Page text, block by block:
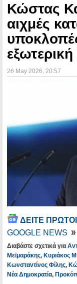
Κώστας
αιχμές
εξωτερική
26 May 2026 , 20:57
ΔΕΙΤΕ ΠΡΩΤΟΙ
GOOGLE NEWS
Διαβάστε σχετικά για
Μεϊμαράκης, Κυριάκος
Κωνσταντίνος Φίλης,
Νέα Δημοκρατία,